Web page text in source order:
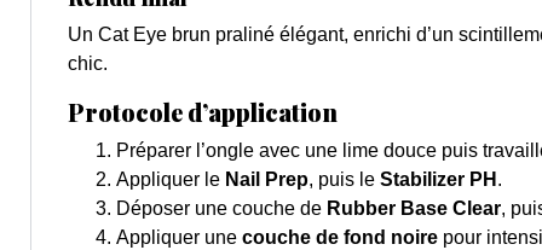
Un Cat Eye brun praliné élégant, enrichi d’un
chic.
Protocole d’application
Préparer l’ongle avec une lime douce puis
Appliquer le Nail Prep, puis le Stabilizer PH .
Déposer une couche de Rubber Base Clear,
Appliquer une couche de fond noire pour